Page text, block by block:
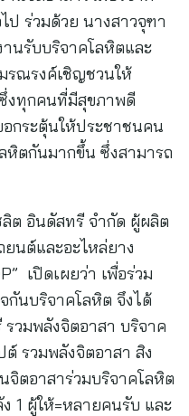
ป ร่วมด้วย นางสาวจุฑา
นรับบริจาคโลหิตและ
รณรงค์เชิญชวนให้
งทุกคนที่มีสุขภาพดี
กระตุ้นให้ประชาชนคน
หิตกันมากขึ้น ซึ่งสามารถ
ต อินดัสทรี จำกัด ผู้ผลิต
นต์และอะไหล่ยาง
เปิดเผยว่า เพื่อร่วม
กันบริจาคโลหิต จึงได้
วมพลังจิตอาสา บริจาค
รวมพลังจิตอาสา สิง
ตอาสาร่วมบริจาคโลหิต
1 ผู้ให้=หลายคนรับ และ